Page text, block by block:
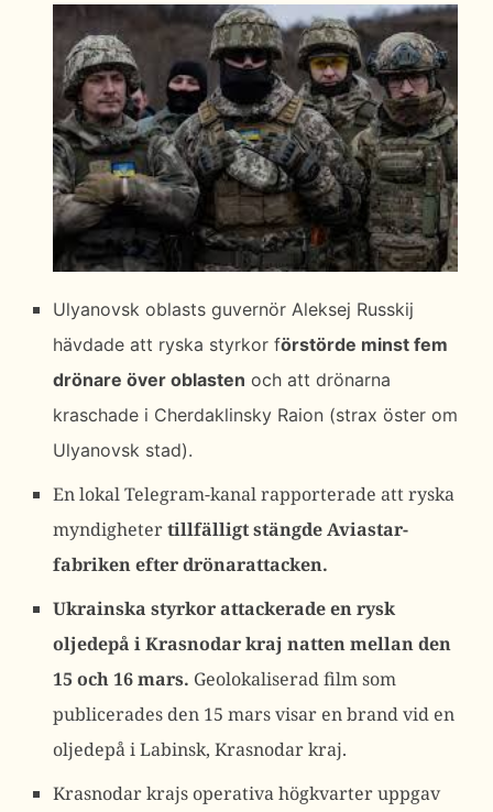
Ulyanovsk oblasts guvernör Aleksej Russkij
hävdade att ryska styrkor förstörde minst fem
drönare över oblasten och att drönarna
kraschade i Cherdaklinsky Raion (strax öster om
Ulyanovsk stad).
En lokal Telegram-kanal rapporterade att ryska
myndighetertillfälligt stängde Aviastar-
fabriken efter drönarattacken.
Ukrainska styrkor attackerade en rysk
oljedepå i Krasnodar kraj natten mellan den
15 och 16 mars. Geolokaliserad film som
publicerades den 15 mars visar en brand vid en
oljedepå i Labinsk, Krasnodar kraj.
Krasnodar krajs operativa högkvarter uppgav